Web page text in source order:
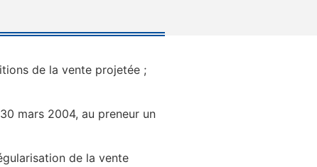
de la vente projetée ;
mars 2004, au preneur un
de la vente